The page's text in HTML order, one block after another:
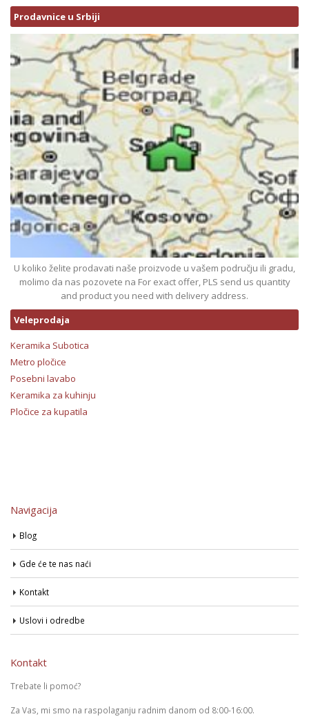
Prodavnice u Srbiji
U koliko želite prodavati naše proizvode u vašem području ili gradu,
molimo da nas pozovete na For exact offer, PLS send us quantity
and product you need with delivery address.
Veleprodaja
Keramika Subotica
Metro pločice
Posebni lavabo
Keramika za kuhinju
Pločice za kupatila
Navigacija
Blog
Gde će te nas naći
Kontakt
Uslovi i odredbe
Kontakt
Trebate li pomoć?
Za Vas, mi smo na raspolaganju radnim danom od 8:00-16:00.